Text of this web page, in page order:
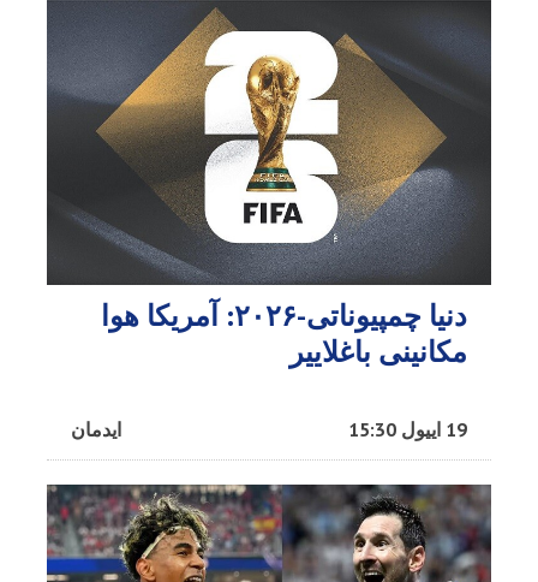
دنیا چمپیوناتی-۲۰۲۶: آمریکا هوا
مکانینی باغلاییر
ایدمان 19 اییول 15:30